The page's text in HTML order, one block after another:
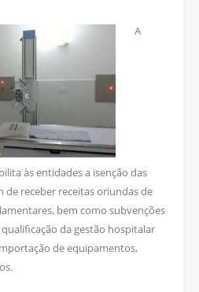
A
às entidades a isenção das
de receber receitas oriundas de
bem como subvenções
da gestão hospitalar
de equipamentos,